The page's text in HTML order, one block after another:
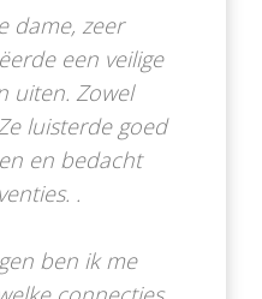
dame, zeer
een veilige
uiten. Zowel
luisterde goed
en bedacht
.
ben ik me